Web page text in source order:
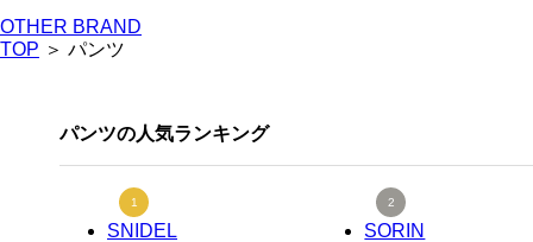
OTHER BRAND
TOP ＞ パンツ
パンツの人気ランキング
SNIDEL SORIN